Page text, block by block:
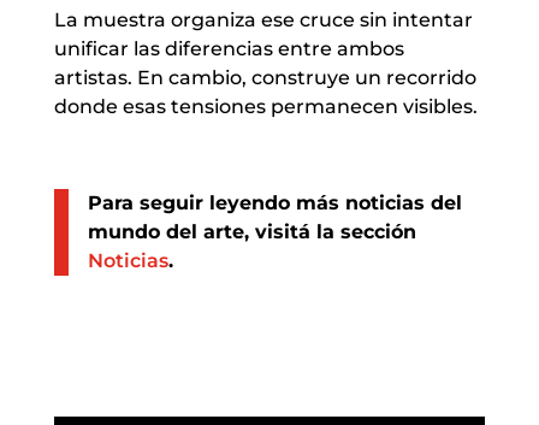
La muestra organiza ese cruce sin intentar
unificar las diferencias entre ambos
artistas. En cambio, construye un recorrido
donde esas tensiones permanecen visibles.
Para seguir leyendo más noticias del
mundo del arte, visitá la sección
Noticias.